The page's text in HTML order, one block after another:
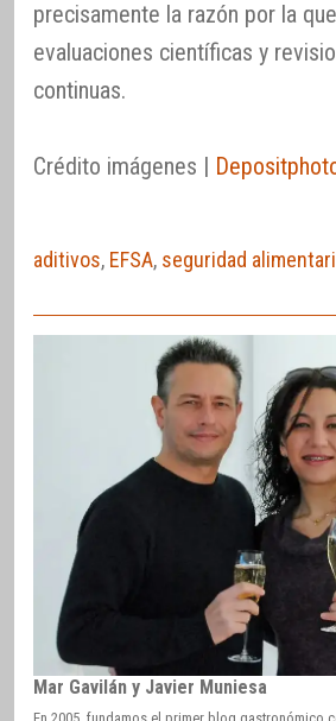
precisamente la razón por la
evaluaciones científicas y
continuas.
Crédito imágenes |
aditivos, EFSA, seguridad
Mar Gavilán y Javier Muniesa